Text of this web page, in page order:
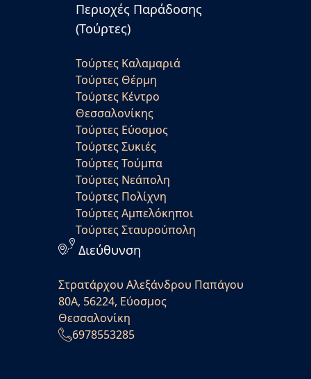
Περιοχές Παράδοσης
(Τούρτες)
Τούρτες Καλαμαριά
Τούρτες Θέρμη
Τούρτες Κέντρο
Θεσσαλονίκης
Τούρτες Εύοσμος
Τούρτες Συκιές
Τούρτες Τούμπα
Τούρτες Νεάπολη
Τούρτες Πολίχνη
Τούρτες Αμπελόκηποι
Τούρτες Σταυρούπολη
Διεύθυνση
Στρατάρχου Αλεξάνδρου Παπάγου
80Α, 56224, Εύοσμος
Θεσσαλονίκη
6978553285